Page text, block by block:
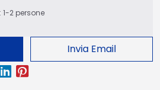
2 persone
Invia Email